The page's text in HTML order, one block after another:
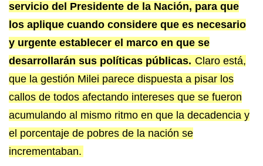
servicio del Presidente de la Nación, para que
los aplique cuando considere que es necesario
y urgente establecer el marco en que se
desarrollarán sus políticas públicas. Claro está,
que la gestión Milei parece dispuesta a pisar los
callos de todos afectando intereses que se fueron
acumulando al mismo ritmo en que la decadencia y
el porcentaje de pobres de la nación se
incrementaban.